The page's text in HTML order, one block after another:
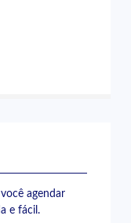
agendar
e fácil.